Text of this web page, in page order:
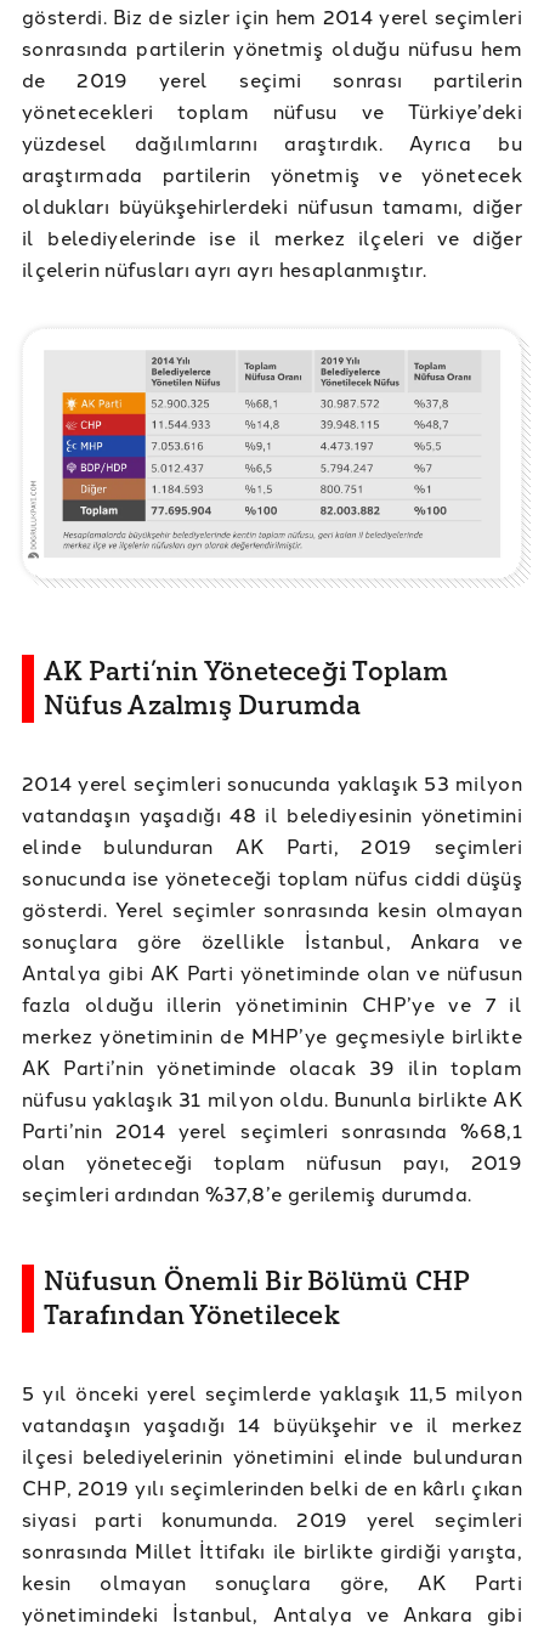
gösterdi. Biz de sizler için hem 2014 yerel seçimleri
sonrasında partilerin yönetmiş olduğu nüfusu hem
de 2019 yerel seçimi sonrası partilerin
yönetecekleri toplam nüfusu ve Türkiye’deki
yüzdesel dağılımlarını araştırdık. Ayrıca bu
araştırmada partilerin yönetmiş ve yönetecek
oldukları büyükşehirlerdeki nüfusun tamamı, diğer
il belediyelerinde ise il merkez ilçeleri ve diğer
ilçelerin nüfusları ayrı ayrı hesaplanmıştır.
AK Parti’nin Yöneteceği Toplam
Nüfus Azalmış Durumda
2014 yerel seçimleri sonucunda yaklaşık 53 milyon
vatandaşın yaşadığı 48 il belediyesinin yönetimini
elinde bulunduran AK Parti, 2019 seçimleri
sonucunda ise yöneteceği toplam nüfus ciddi düşüş
gösterdi. Yerel seçimler sonrasında kesin olmayan
sonuçlara göre özellikle İstanbul, Ankara ve
Antalya gibi AK Parti yönetiminde olan ve nüfusun
fazla olduğu illerin yönetiminin CHP’ye ve 7 il
merkez yönetiminin de MHP’ye geçmesiyle birlikte
AK Parti’nin yönetiminde olacak 39 ilin toplam
nüfusu yaklaşık 31 milyon oldu. Bununla birlikte AK
Parti’nin 2014 yerel seçimleri sonrasında %68,1
olan yöneteceği toplam nüfusun payı, 2019
seçimleri ardından %37,8’e gerilemiş durumda.
Nüfusun Önemli Bir Bölümü CHP
Tarafından Yönetilecek
5 yıl önceki yerel seçimlerde yaklaşık 11,5 milyon
vatandaşın yaşadığı 14 büyükşehir ve il merkez
ilçesi belediyelerinin yönetimini elinde bulunduran
CHP, 2019 yılı seçimlerinden belki de en kârlı çıkan
siyasi parti konumunda. 2019 yerel seçimleri
sonrasında Millet İttifakı ile birlikte girdiği yarışta,
kesin olmayan sonuçlara göre, AK Parti
yönetimindeki İstanbul, Antalya ve Ankara gibi